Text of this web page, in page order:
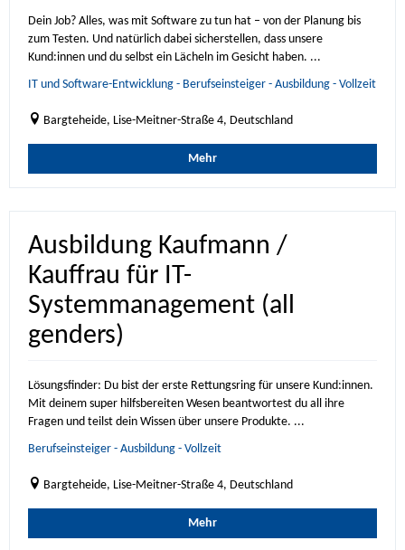
Dein Job? Alles, was mit Software zu tun hat – von der Planung bis
zum Testen. Und natürlich dabei sicherstellen, dass unsere
Kund:innen und du selbst ein Lächeln im Gesicht haben. ...
IT und Software-Entwicklung - Berufseinsteiger - Ausbildung - Vollzeit
Bargteheide, Lise-Meitner-Straße 4, Deutschland
Mehr
Ausbildung Kaufmann /
Kauffrau für IT-
Systemmanagement (all
genders)
Lösungsfinder: Du bist der erste Rettungsring für unsere Kund:innen.
Mit deinem super hilfsbereiten Wesen beantwortest du all ihre
Fragen und teilst dein Wissen über unsere Produkte. ...
Berufseinsteiger - Ausbildung - Vollzeit
Bargteheide, Lise-Meitner-Straße 4, Deutschland
Mehr